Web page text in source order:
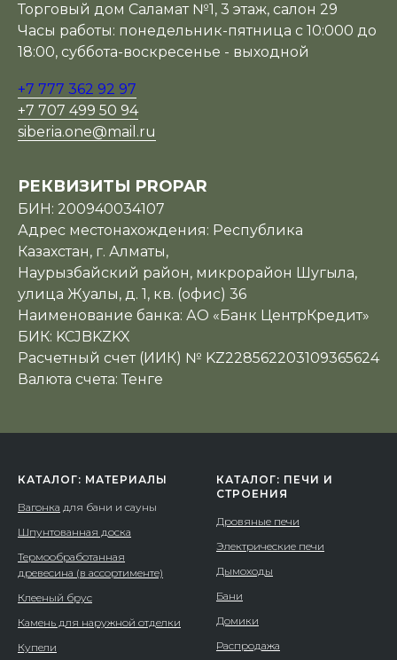
Торговый дом Саламат №1, 3 этаж, салон 29
Часы работы: понедельник-пятница с 10:000 до
18:00, суббота-воскресенье - выходной
+7 777 362 92 97
+7 707 499 50 94
siberia.one@mail.ru
РЕКВИЗИТЫ PROPAR
БИН: 200940034107
Адрес местонахождения: Республика
Казахстан, г. Алматы,
Наурызбайский район, микрорайон Шугыла,
улица Жуалы, д. 1, кв. (офис) 36
Наименование банка: АО «Банк ЦентрКредит»
БИК: KCJBKZKX
Расчетный счет (ИИК) № KZ228562203109365624
Валюта счета: Тенге
КАТАЛОГ: МАТЕРИАЛЫ
Вагонка для бани и сауны
Шпунтованная доска
Термообработанная
древесина (в ассортименте)
Клееный брус
Камень для наружной отделки
Купели
КАТАЛОГ: ПЕЧИ И
СТРОЕНИЯ
Дровяные печи
Электрические печи
Дымоходы
Бани
Домики
Распродажа